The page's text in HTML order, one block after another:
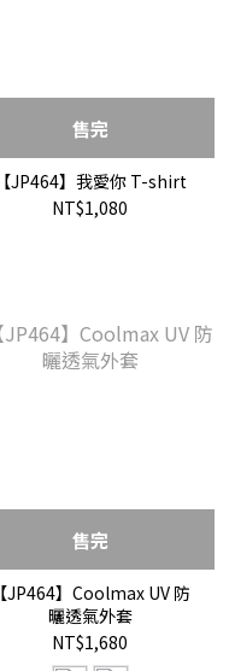
售完
【JP464】我愛你 T-shirt
NT$1,080
售完
【JP464】Coolmax UV 防
曬透氣外套
NT$1,680